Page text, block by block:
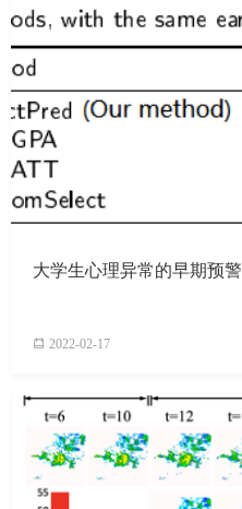
大学生心理异常的早期预警
2022-02-17